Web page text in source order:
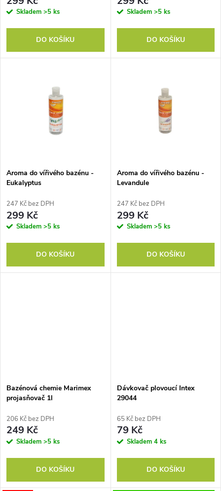
o
u
o
d
Skladem >5 ks
DO KOŠÍKU
Skladem >5 ks
DO KOŠÍKU
Aroma do vířivého bazénu -
Eukalyptus
247 Kč bez DPH
299 Kč
Skladem >5 ks
DO KOŠÍKU
Aroma do vířivého bazénu -
Levandule
247 Kč bez DPH
299 Kč
Skladem >5 ks
DO KOŠÍKU
Bazénová chemie Marimex
projasňovač 1l
206 Kč bez DPH
249 Kč
Skladem >5 ks
DO KOŠÍKU
Dávkovač plovoucí Intex
29044
65 Kč bez DPH
79 Kč
Skladem 4 ks
DO KOŠÍKU